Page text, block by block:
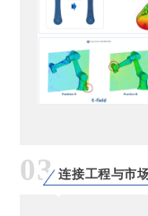
03 连接工程与市